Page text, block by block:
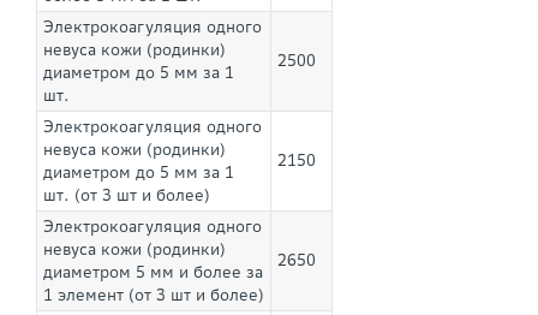
Электрокоагуляция одного
невуса кожи (родинки)
диаметром до 5 мм за 1
шт.
2500
Электрокоагуляция одного
невуса кожи (родинки)
диаметром до 5 мм за 1
шт. (от 3 шт и более)
2150
Электрокоагуляция одного
невуса кожи (родинки)
диаметром 5 мм и более за
1 элемент (от 3 шт и более)
2650